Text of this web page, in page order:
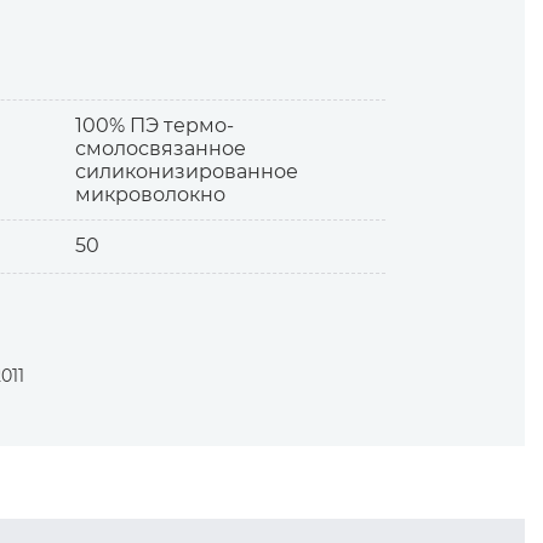
движений. В сочетании с
стёжка необязательна; в весе 150
— стёжка.
100% ПЭ термо-
смолосвязанное
силиконизированное
микроволокно
50